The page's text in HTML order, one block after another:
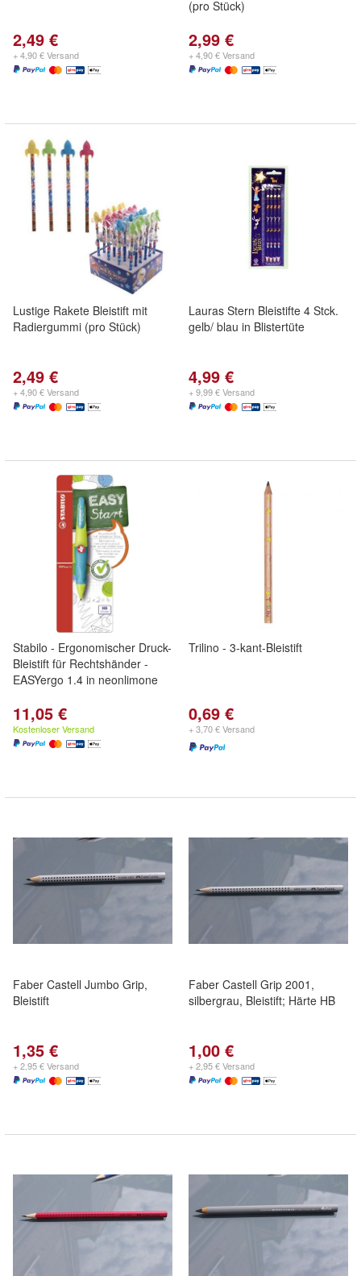
2,49 €
+ 4,90 € Versand
(pro Stück)
2,99 €
+ 4,90 € Versand
Lustige Rakete Bleistift mit
Radiergummi (pro Stück)
2,49 €
+ 4,90 € Versand
Lauras Stern Bleistifte 4 Stck.
gelb/ blau in Blistertüte
4,99 €
+ 9,99 € Versand
Stabilo - Ergonomischer Druck-
Bleistift für Rechtshänder -
EASYergo 1.4 in neonlimone
11,05 €
Kostenloser Versand
Trilino - 3-kant-Bleistift
0,69 €
+ 3,70 € Versand
Faber Castell Jumbo Grip,
Bleistift
1,35 €
+ 2,95 € Versand
Faber Castell Grip 2001,
silbergrau, Bleistift; Härte HB
1,00 €
+ 2,95 € Versand